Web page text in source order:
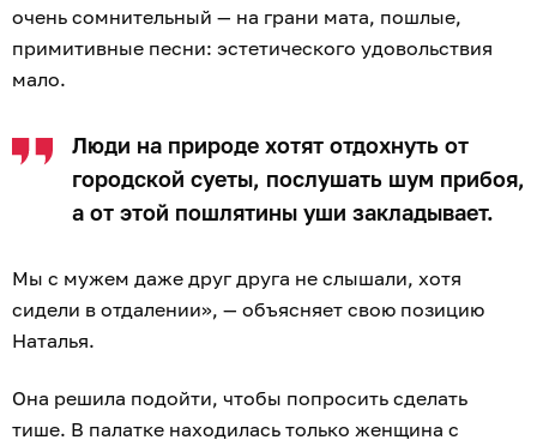
очень сомнительный — на грани мата, пошлые,
примитивные песни: эстетического удовольствия
мало.
Люди на природе хотят отдохнуть от
городской суеты, послушать шум прибоя,
а от этой пошлятины уши закладывает.
Мы с мужем даже друг друга не слышали, хотя
сидели в отдалении», — объясняет свою позицию
Наталья.
Она решила подойти, чтобы попросить сделать
тише. В палатке находилась только женщина с